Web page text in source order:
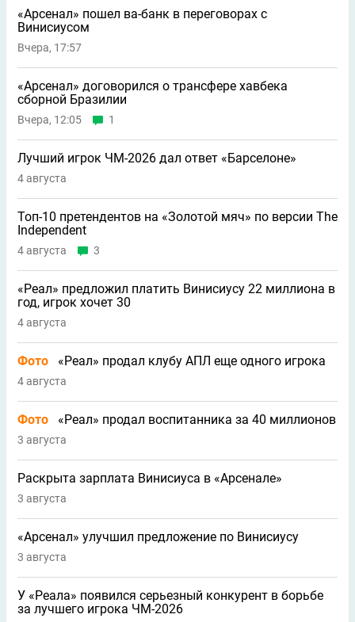
«Арсенал» пошел ва-банк в переговорах с
Винисиусом
Вчера, 17:57
«Арсенал» договорился о трансфере хавбека
сборной Бразилии
Вчера, 12:05 1
Лучший игрок ЧМ-2026 дал ответ «Барселоне»
4 августа
Топ-10 претендентов на «Золотой мяч» по версии The
Independent
4 августа 3
«Реал» предложил платить Винисиусу 22 миллиона в
год, игрок хочет 30
4 августа
Фото «Реал» продал клубу АПЛ еще одного игрока
4 августа
Фото «Реал» продал воспитанника за 40 миллионов
3 августа
Раскрыта зарплата Винисиуса в «Арсенале»
3 августа
«Арсенал» улучшил предложение по Винисиусу
3 августа
У «Реала» появился серьезный конкурент в борьбе
за лучшего игрока ЧМ-2026